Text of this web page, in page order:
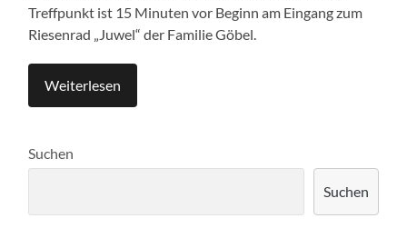
Treffpunkt ist 15 Minuten vor Beginn am Eingang zum
Riesenrad „Juwel“ der Familie Göbel.
Weiterlesen
Suchen
Suchen